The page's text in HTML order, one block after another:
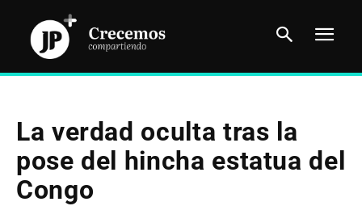
La verdad oculta tras la
pose del hincha estatua del
Congo